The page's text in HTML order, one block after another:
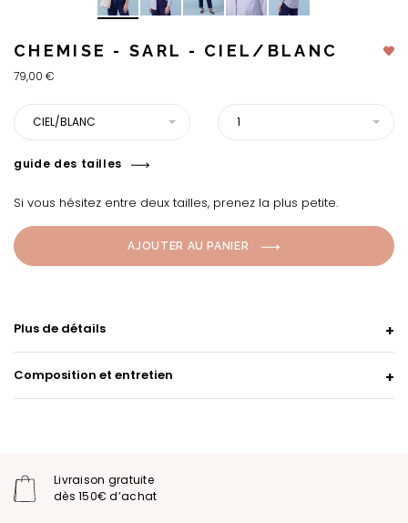
CHEMISE - SARL - CIEL/BLANC
79,00 €
CIEL/BLANC 1
guide des tailles
Si vous hésitez entre deux tailles, prenez la plus petite.
AJOUTER AU PANIER
Plus de détails
Composition et entretien
Livraison gratuite
dès 150€ d’achat